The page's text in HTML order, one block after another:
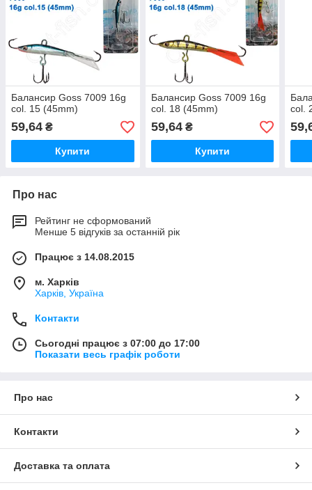
Балансир Goss 7009 16g
col. 15 (45mm)
59,64 ₴
Купити
Балансир Goss 7009 16g
col. 18 (45mm)
59,64₴
Купити
col.
Про нас
Рейтинг не сформований
Менше 5 відгуків за останній рік
Працює з 14.08.2015
м. Харків
Харків, Україна
Контакти
Сьогодні працює з 07:00 до 17:00
Показати весь графік роботи
Про нас
Контакти
Доставка та оплата